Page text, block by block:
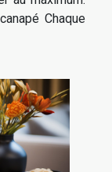
Chaque